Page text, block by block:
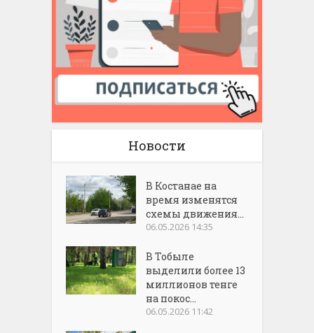
Новости
В Костанае на
время изменятся
схемы движения...
06.05.2026 14:35
В Тобыле
выделили более 13
миллионов тенге
на покос...
06.05.2026 11:42